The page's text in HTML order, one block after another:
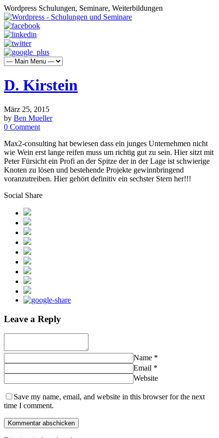
Wordpress Schulungen, Seminare, Weiterbildungen
D. Kirstein
März 25, 2015
by Ben Mueller
0 Comment
Max2-consulting hat bewiesen dass ein junges Unternehmen nicht
wie Wein erst lange reifen muss um richtig gut zu sein. Hier sitzt mit
Peter Fürsicht ein Profi an der Spitze der in der Lage ist schwierige
Knoten zu lösen und bestehende Projekte gewinnbringend
voranzutreiben. Hier gehört definitiv ein sechster Stern her!!!
Social Share
Leave a Reply
Name *
Email *
Website
Save my name, email, and website in this browser for the next
time I comment.